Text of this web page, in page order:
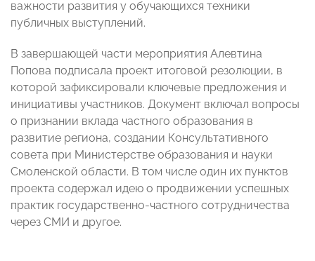
важности развития у обучающихся техники
публичных выступлений.
В завершающей части мероприятия Алевтина
Попова подписала проект итоговой резолюции, в
которой зафиксировали ключевые предложения и
инициативы участников. Документ включал вопросы
о признании вклада частного образования в
развитие региона, создании Консультативного
совета при Министерстве образования и науки
Смоленской области. В том числе один их пунктов
проекта содержал идею о продвижении успешных
практик государственно-частного сотрудничества
через СМИ и другое.